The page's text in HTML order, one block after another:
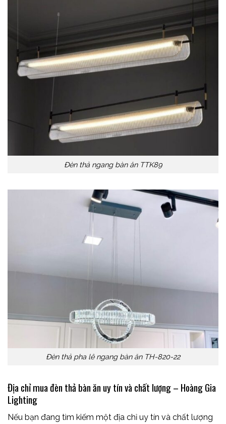
Đèn thả ngang bàn ăn TTK89
Đèn thả pha lê ngang bàn ăn TH-820-22
Địa chỉ mua đèn thả bàn ăn uy tín và chất lượng – Hoàng Gia
Lighting
Nếu bạn đang tìm kiếm một địa chỉ uy tín và chất lượng